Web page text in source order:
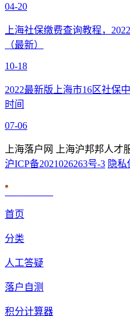
04-20
上海社保缴费查询教程，
（最新）
10-18
2022最新版上海市16区社保
时间
07-06
上海落户网 上海沪邦邦人才
沪ICP备2021026263号-3 隐私
首页
分类
人工答疑
落户自测
积分计算器